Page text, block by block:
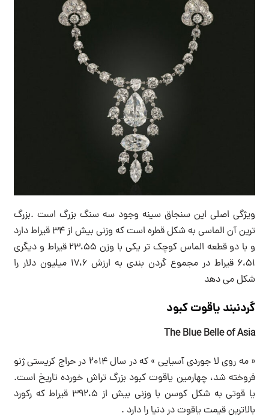
ویژگی اصلی این سنجاق سینه وجود سه سنگ بزرگ است .بزرگ
ترین آن الماسی به شکل قطره است که وزنی بیش از ۳۴ قیراط دارد
و با دو قطعه الماس کوچک تر یکی با وزن ۲۳،۵۵ قیراط و دیگری
۶،۵۱ قیراط در مجموع گردن بندی به ارزش ۱۷،۶ میلیون دلار را
شکل می دهد
گردنبند یاقوت کبود
The Blue Belle of Asia
« مه روی لا جوردی آسیایی » که در سال ۲۰۱۴ در حراج کریستی ژنو
فروخته شد، چهارمین یاقوت کبود بزرگ تراش خورده تاریخ است‌.
یا قوتی به شکل کوسن با وزنی بیش از ۳۹۲،۵ قیراط که رکورد
بالاترین قیمت یاقوت در دنیا را دارد .